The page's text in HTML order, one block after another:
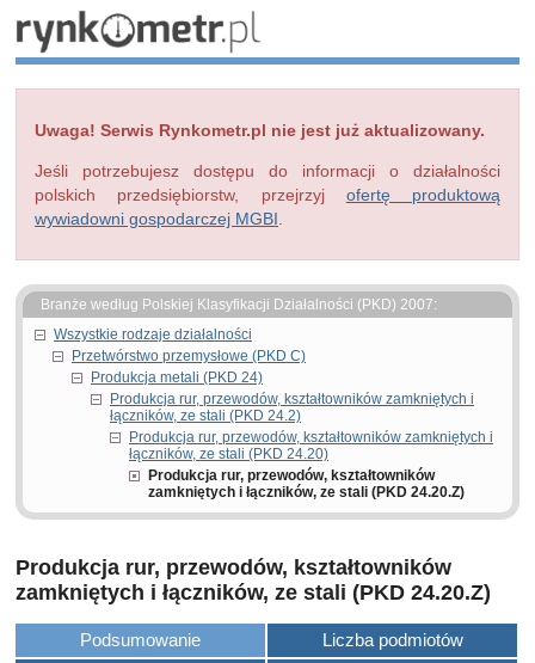
Uwaga! Serwis Rynkometr.pl nie jest już aktualizowany.
Jeśli potrzebujesz dostępu do informacji o działalności
polskich przedsiębiorstw, przejrzyj ofertę produktową
wywiadowni gospodarczej MGBI
Branże według Polskiej Klasyfikacji Działalności (PKD) 2007:
Wszystkie rodzaje działalności
Przetwórstwo przemysłowe (PKD C)
Produkcja metali (PKD 24)
Produkcja rur, przewodów, kształtowników zamkniętych i
łączników, ze stali (PKD 24.2)
Produkcja rur, przewodów, kształtowników zamkniętych i
łączników, ze stali (PKD 24.20)
Produkcja rur, przewodów, kształtowników
zamkniętych i łączników, ze stali (PKD 24.20.Z)
Produkcja rur, przewodów, kształtowników
zamkniętych i łączników, ze stali (PKD 24.20.Z)
Podsumowanie
Liczba podmiotów